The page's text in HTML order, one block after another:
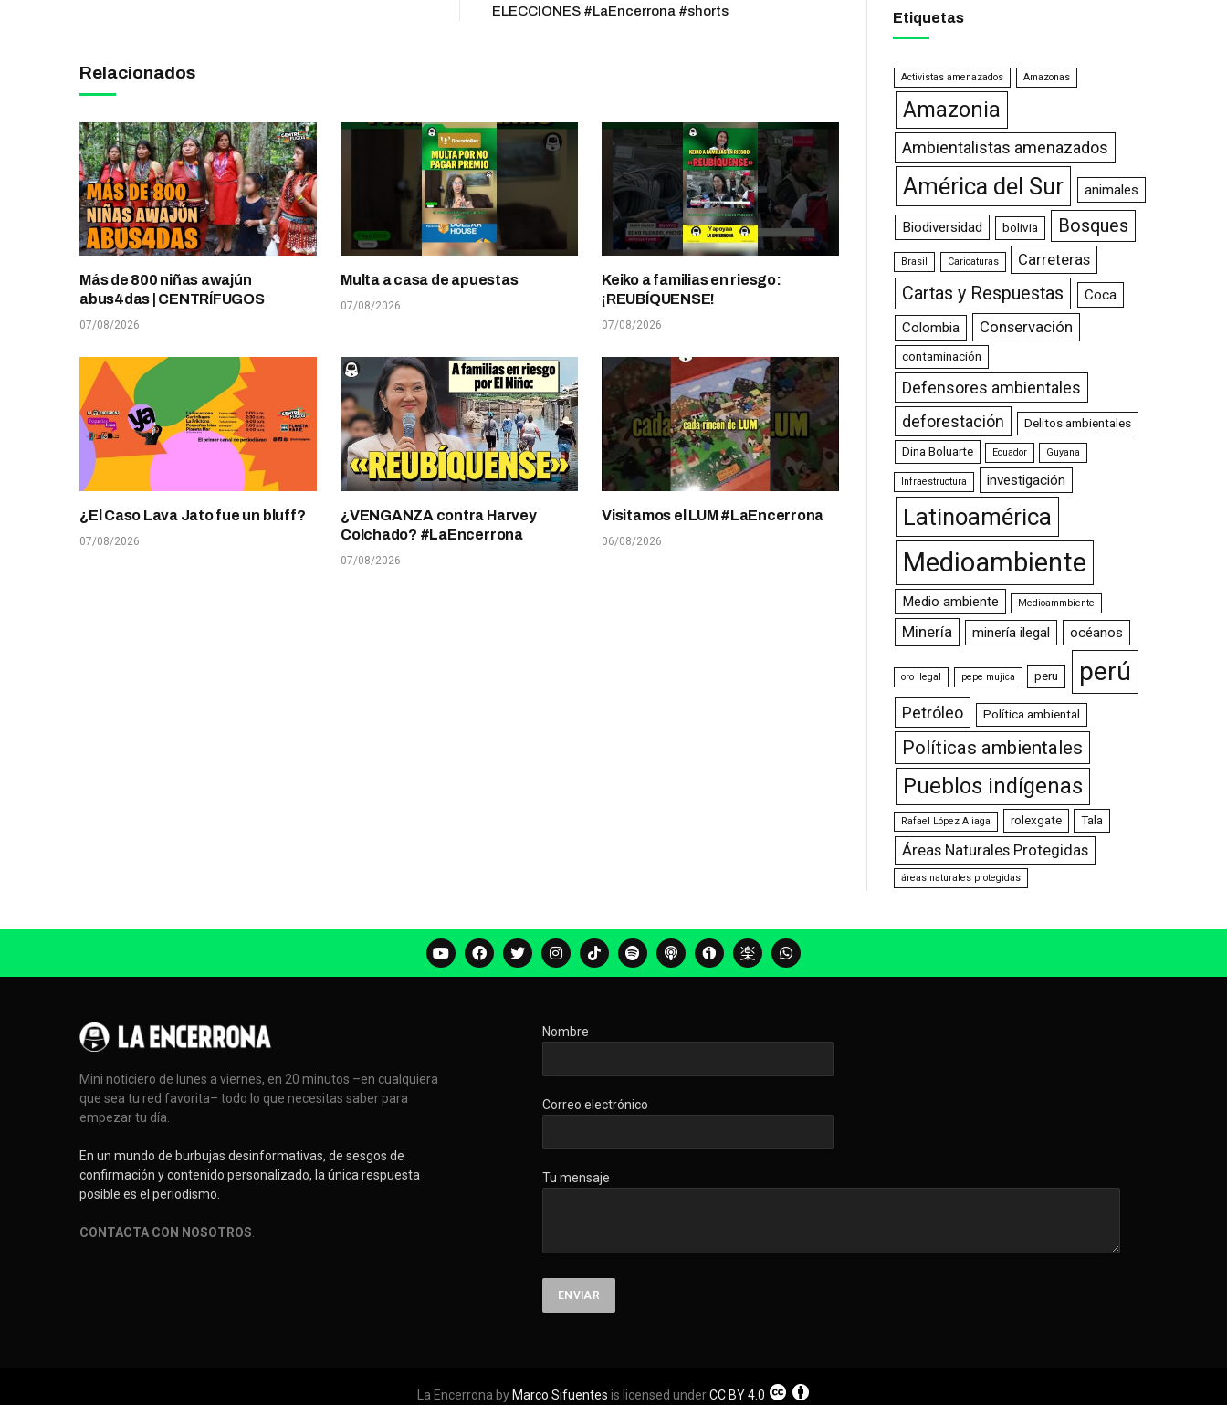
ELECCIONES #LaEncerrona #shorts
Relacionados
Más de 800 niñas awajún
abus4das | CENTRÍFUGOS
07/08/2026
Multa a casa de apuestas
07/08/2026
Keiko a familias en riesgo:
¡REUBÍQUENSE!
07/08/2026
¿El Caso Lava Jato fue un bluff?
07/08/2026
¿VENGANZA contra Harvey
Colchado? #LaEncerrona
07/08/2026
Visitamos el LUM #LaEncerrona
06/08/2026
Etiquetas
Activistas amenazados Amazonas
Amazonia
Ambientalistas amenazados
América del Sur animales
Biodiversidad bolivia Bosques
Brasil Caricaturas Carreteras
Cartas y Respuestas
Coca
Colombia
Conservación
contaminación
Defensores ambientales
deforestación
Delitos ambientales
Dina Boluarte Ecuador Guyana
Infraestructura investigación
Latinoamérica
Medioambiente
Medio ambiente Medioammbiente
Minería minería ilegal océanos
oro ilegal pepe mujica peru perú
Petróleo Política ambiental
Políticas ambientales
Pueblos indígenas
Rafael López Aliaga rolexgate Tala
Áreas Naturales Protegidas
áreas naturales protegidas
Mini noticiero de lunes a viernes, en 20 minutos –en cualquiera
que sea tu red favorita– todo lo que necesitas saber para
empezar tu día.
En un mundo de burbujas desinformativas, de sesgos de
confirmación y contenido personalizado, la única respuesta
posible es el periodismo.
CONTACTA CON NOSOTROS
Nombre
Correo electrónico
Tu mensaje
La Encerrona by Marco Sifuentes is licensed underCC BY 4.0